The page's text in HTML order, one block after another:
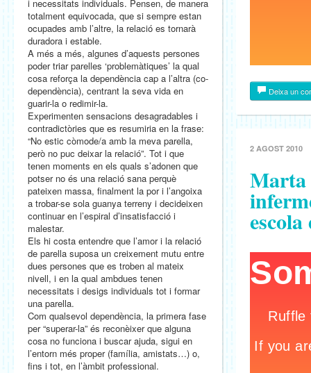
i necessitats individuals. Pensen, de manera
totalment equivocada, que si sempre estan
ocupades amb l’altre, la relació es tornarà
duradora i estable.
A més a més, algunes d’aquests persones
poder triar parelles ‘problemàtiques’ la qual
cosa reforça la dependència cap a l’altra (co-
dependència), centrant la seva vida en
guarir-la o redimir-la.
Experimenten sensacions desagradables i
contradictòries que es resumiria en la frase:
“No estic còmode/a amb la meva parella,
però no puc deixar la relació”. Tot i que
tenen moments en els quals s’adonen que
potser no és una relació sana perquè
pateixen massa, finalment la por i l’angoixa
a trobar-se sola guanya terreny i decideixen
continuar en l’espiral d’insatisfacció i
malestar.
Els hi costa entendre que l’amor i la relació
de parella suposa un creixement mutu entre
dues persones que es troben al mateix
nivell, i en la qual ambdues tenen
necessitats i desigs individuals tot i formar
una parella.
Com qualsevol dependència, la primera fase
per “superar-la” és reconèixer que alguna
cosa no funciona i buscar ajuda, sigui en
l’entorn més proper (família, amistats…) o,
fins i tot, en l’àmbit professional.
Deixa un
2 AGOST 2010
Marta